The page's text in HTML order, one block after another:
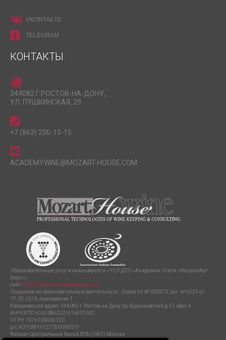
VKONTAKTE
TELEGRAM
КОНТАКТЫ
344082 Г.РОСТОВ-НА-ДОНУ,
УЛ. ПУШКИНСКАЯ, 29
+7 (863) 206-15-15
ACADEMYWINE@MOZART-HOUSE.COM
Образовательные услуги оказываются «ЧОУ ДПО «Академия Стиля «МоцартАрт
Хаус»»,
сайт https://mozart-wineacademy.com
Лицензия на образовательную деятельность : Серия 61 № 000472, рег.№ 6223 от
17.02.2016, приложение 1
Юридический адрес: 344082 г.Ростов-на-Дону пр.Буденновский д.51 офис 4
ИНН/КПП 6163086252/616401001
ОГРН 1076100002120
р/с 40703810127050000019
Филиал Центральный Банка ВТБ (ПАО) Москва